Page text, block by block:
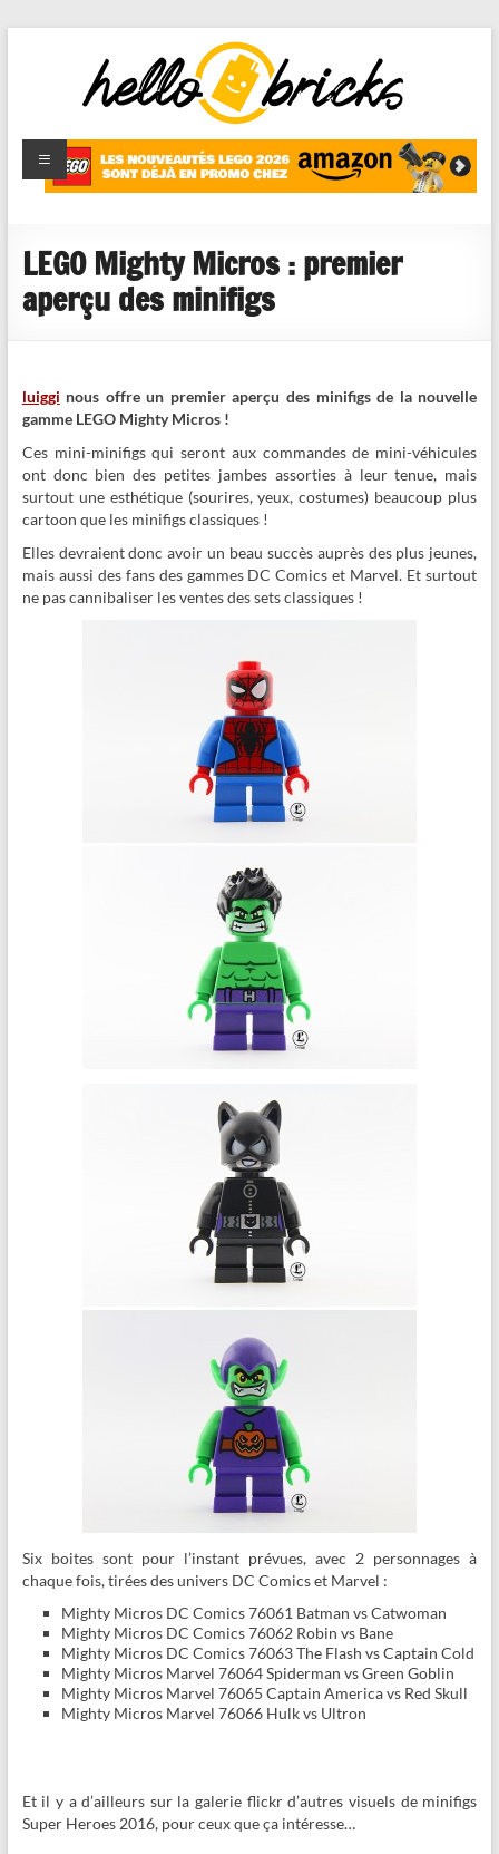
HelloBricks
Blog LEGO,
nouveaut�s
reviews
LEGO Mighty Micros : premier
aperçu des minifigs
luiggi nous offre un premier aperçu des minifigs de la nouvelle
gamme LEGO Mighty Micros !
Ces mini-minifigs qui seront aux commandes de mini-véhicules
ont donc bien des petites jambes assorties à leur tenue, mais
surtout une esthétique (sourires, yeux, costumes) beaucoup plus
cartoon que les minifigs classiques !
Elles devraient donc avoir un beau succès auprès des plus jeunes,
mais aussi des fans des gammes DC Comics et Marvel. Et surtout
ne pas cannibaliser les ventes des sets classiques !
Six boites sont pour l’instant prévues, avec 2 personnages à
chaque fois, tirées des univers DC Comics et Marvel :
Mighty Micros DC Comics 76061 Batman vs Catwoman
Mighty Micros DC Comics 76062 Robin vs Bane
Mighty Micros DC Comics 76063 The Flash vs Captain Cold
Mighty Micros Marvel 76064 Spiderman vs Green Goblin
Mighty Micros Marvel 76065 Captain America vs Red Skull
Mighty Micros Marvel 76066 Hulk vs Ultron
Et il y a d’ailleurs sur la galerie flickr d’autres visuels de minifigs
Super Heroes 2016, pour ceux que ça intéresse…